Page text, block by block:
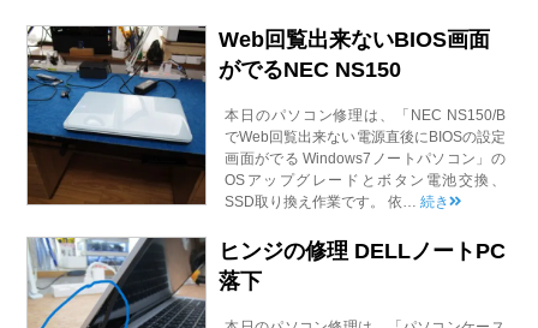
Web回覧出来ないBIOS画面
がでるNEC NS150
本日のパソコン修理は、「NEC NS150/B
でWeb回覧出来ない電源直後にBIOSの設定
画面がでる Windows7ノートパソコン」の
OSアップグレードとボタン電池交換、
SSD取り換え作業です。 依…続き
ヒンジの修理 DELLノートPC
落下